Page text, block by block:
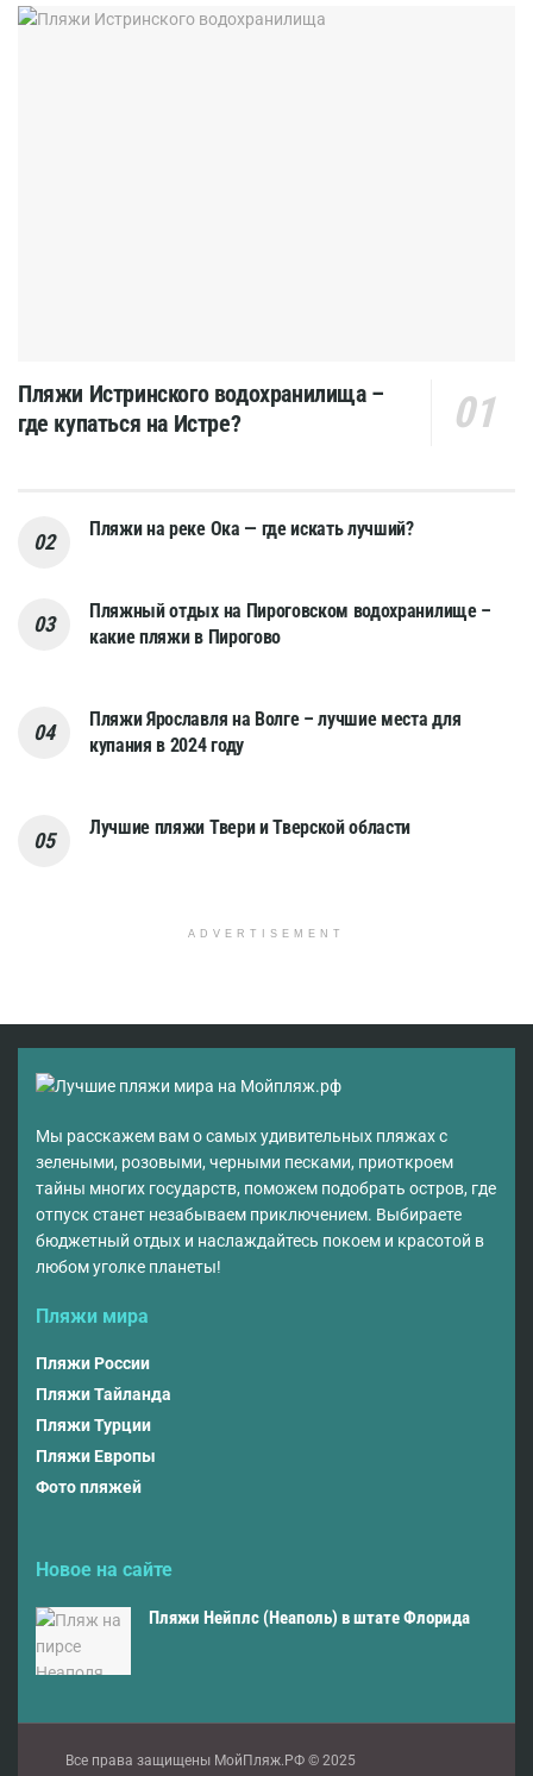
Пляжи Истринского водохранилища –
где купаться на Истре?
Пляжи на реке Ока — где искать лучший?
Пляжный отдых на Пироговском водохранилище –
какие пляжи в Пирогово
Пляжи Ярославля на Волге – лучшие места для
купания в 2024 году
Лучшие пляжи Твери и Тверской области
ADVERTISEMENT
Мы расскажем вам о самых удивительных пляжах с
зелеными, розовыми, черными песками, приоткроем
тайны многих государств, поможем подобрать остров, где
отпуск станет незабываем приключением. Выбираете
бюджетный отдых и наслаждайтесь покоем и красотой в
любом уголке планеты!
Пляжи мира
Пляжи России
Пляжи Тайланда
Пляжи Турции
Пляжи Европы
Фото пляжей
Новое на сайте
Пляжи Нейплс (Неаполь) в штате Флорида
Все права защищены МойПляж.РФ © 2025